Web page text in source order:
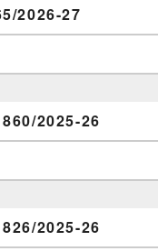
2026-27
2025-26
2025-26